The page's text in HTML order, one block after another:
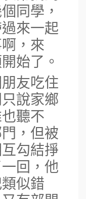
同學，
來一起
，來
始了。
友吃住
說家鄉
聽不
，但被
勾結掙
回，他
似錯